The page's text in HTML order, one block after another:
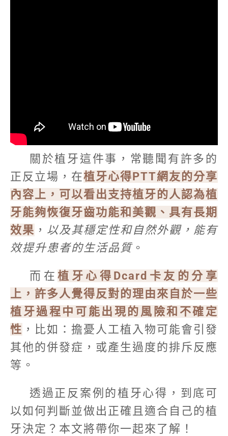
關於植牙這件事，常聽聞有許多的
正反立場，在植牙心得PTT網友的分享
內容上，可以看出支持植牙的人認為植
牙能夠恢復牙齒功能和美觀、具有長期
效果 ， 以及其穩定性和自然外觀，能有
效提升患者的生活品質。
而在植牙心得Dcard卡友的分享
上，許多人覺得反對的理由來自於一些
植牙過程中可能出現的風險和不確定
性 ，比如：擔憂人工植入物可能會引發
其他的併發症，或產生過度的排斥反應
等。
透過正反案例的植牙心得，到底可
以如何判斷並做出正確且適合自己的植
牙決定？本文將帶你一起來了解！